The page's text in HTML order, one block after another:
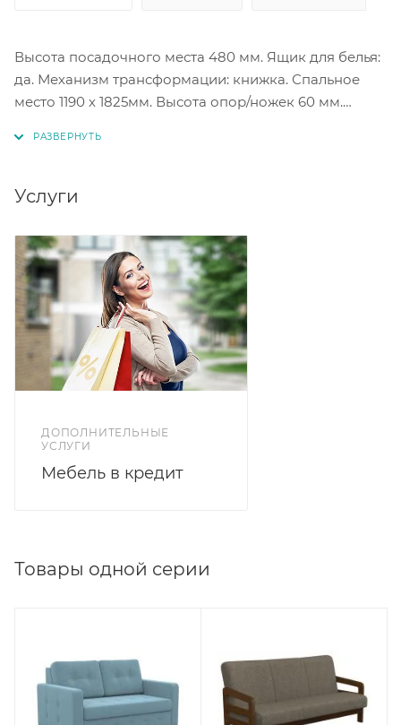
Высота посадочного места 480 мм. Ящик для белья:
да. Механизм трансформации: книжка. Спальное
место 1190 х 1825мм. Высота опор/ножек 60 мм.
Услуги
ДОПОЛНИТЕЛЬНЫЕ
УСЛУГИ
Мебель в кредит
Товары одной серии